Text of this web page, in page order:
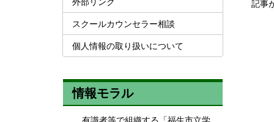
記事
スクールカウンセラー相談
個人情報の取り扱いについて
情報モラル
有識者等で組織する「福生市立学